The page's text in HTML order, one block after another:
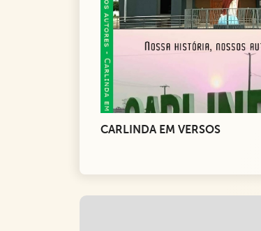
CARLINDA EM VERSOS